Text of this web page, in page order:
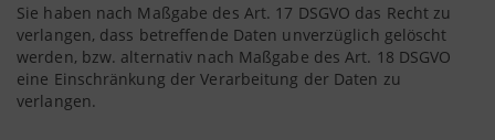
Sie haben nach Maßgabe des Art. 17 DSGVO das Recht zu
verlangen, dass betreffende Daten unverzüglich gelöscht
werden, bzw. alternativ nach Maßgabe des Art. 18 DSGVO
eine Einschränkung der Verarbeitung der Daten zu
verlangen.